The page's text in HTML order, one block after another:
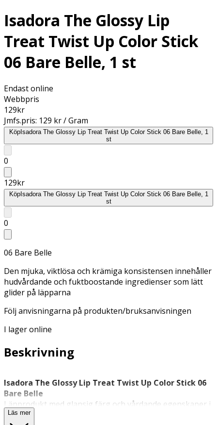
Isadora The Glossy Lip
Treat Twist Up Color Stick
06 Bare Belle, 1 st
Endast online
Webbpris
129kr
Jmfs.pris: 129 kr / Gram
KöpIsadora The Glossy Lip Treat Twist Up Color Stick 06 Bare Belle, 1
st
0
129kr
KöpIsadora The Glossy Lip Treat Twist Up Color Stick 06 Bare Belle, 1
st
0
06 Bare Belle
Den mjuka, viktlösa och krämiga konsistensen innehåller
hudvårdande och fuktboostande ingredienser som lätt
glider på läpparna
Följ anvisningarna på produkten/bruksanvisningen
I lager online
Beskrivning
Isadora The Glossy Lip Treat Twist Up Color Stick 06
Bare Belle
Läpprodukt med glansig färg och vårdande egenskaper i
nyansen Bare Belle.
Läs mer